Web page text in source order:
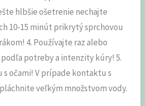
hlbšie ošetrenie nechajte
10-15 minút prikrytý sprchovou
4. Používajte raz alebo
potreby a intenzity kúry! 5.
očami! V prípade kontaktu s
veľkým množstvom vody.